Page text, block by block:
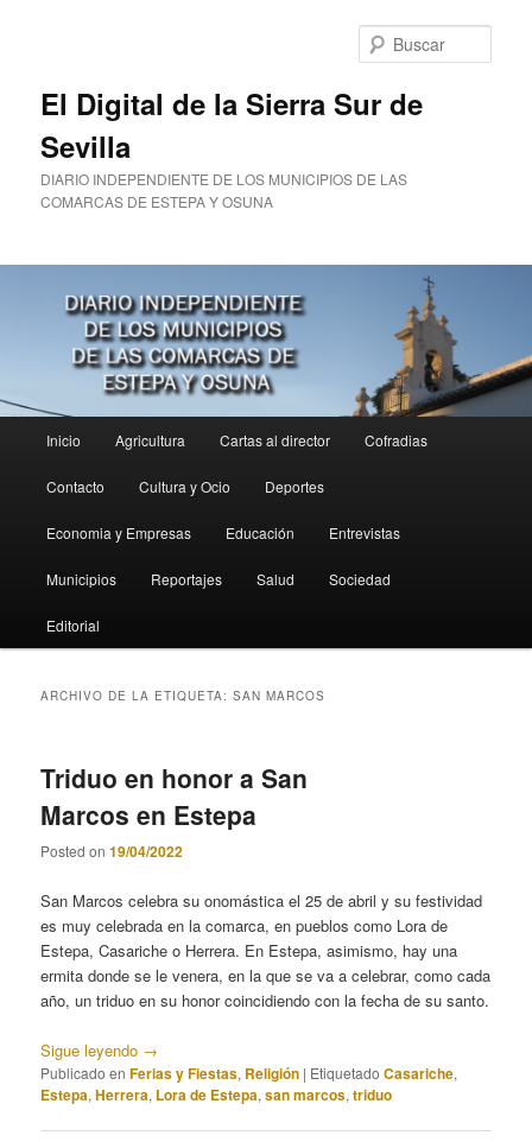
El Digital de la Sierra Sur de
Sevilla
DIARIO INDEPENDIENTE DE LOS MUNICIPIOS DE LAS
COMARCAS DE ESTEPA Y OSUNA
principal
Inicio Agricultura Cartas al director Cofradias
Contacto Cultura y Ocio Deportes
Economia y Empresas Educación Entrevistas
Municipios Reportajes Salud Sociedad
Editorial
ARCHIVO DE LA ETIQUETA:SAN MARCOS
Triduo en honor a San
Marcos en Estepa
Posted on19/04/2022
San Marcos celebra su onomástica el 25 de abril y su festividad
es muy celebrada en la comarca, en pueblos como Lora de
Estepa, Casariche o Herrera. En Estepa, asimismo, hay una
ermita donde se le venera, en la que se va a celebrar, como cada
año, un triduo en su honor coincidiendo con la fecha de su santo.
Sigue leyendo →
Publicado en Ferias y Fiestas, Religión | Etiquetado Casariche,
Estepa,Herrera, Lora de Estepa,san marcos,triduo